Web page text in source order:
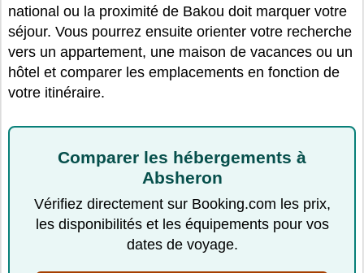
national ou la proximité de Bakou doit marquer votre
séjour. Vous pourrez ensuite orienter votre recherche
vers un appartement, une maison de vacances ou un
hôtel et comparer les emplacements en fonction de
votre itinéraire.
Comparer les hébergements à
Absheron
Vérifiez directement sur Booking.com les prix,
les disponibilités et les équipements pour vos
dates de voyage.